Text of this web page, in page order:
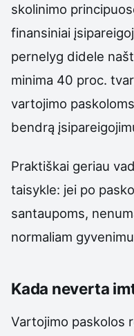
skolinimo
finansiniai
pernelyg didele
minima 40 proc.
vartojimo
bendrą
Praktiškai geriau
taisykle: jei po
santaupoms,
normaliam
Kada neverta
Vartojimo paskolos